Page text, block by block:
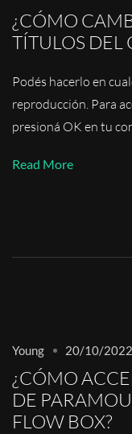
¿CÓMO
TÍTULOS DEL
Podés hacerlo en
reproducción. Para
presioná OK en tu
Read More
Young 20/10/2022
¿CÓMO
DE
FLOW BOX?